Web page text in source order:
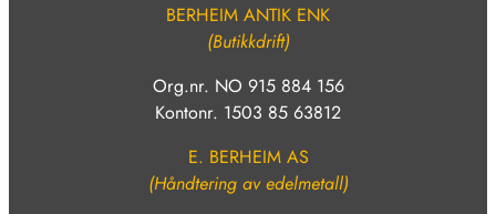
BERHEIM ANTIK ENK
(Butikkdrift)
Org.nr. NO 915 884 156
Kontonr. 1503 85 63812
E. BERHEIM AS
(Håndtering av edelmetall)